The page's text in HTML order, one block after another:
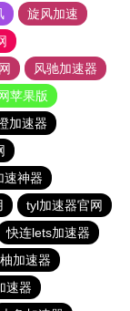
旋风加速
风驰加速器
苹果版
加速器
速神器
tyl加速器官网
快连lets加速器
加速器
速器